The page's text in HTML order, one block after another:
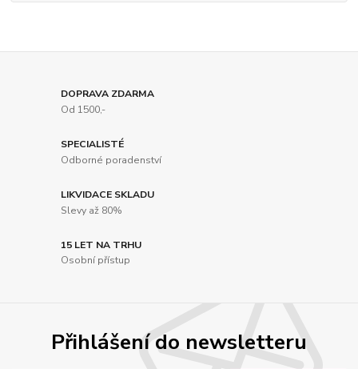
DOPRAVA ZDARMA
Od 1500,-
SPECIALISTÉ
Odborné poradenství
LIKVIDACE SKLADU
Slevy až 80%
15 LET NA TRHU
Osobní přístup
Přihlášení do newsletteru